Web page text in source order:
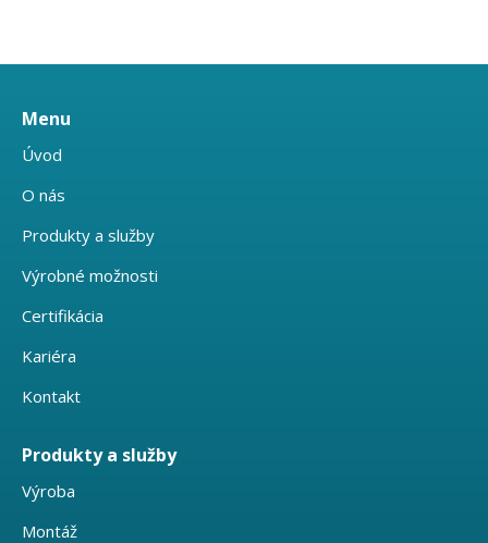
Menu
Úvod
O nás
Produkty a služby
Výrobné možnosti
Certifikácia
Kariéra
Kontakt
Produkty a služby
Výroba
Montáž